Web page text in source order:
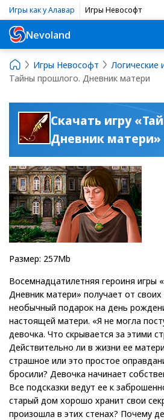
Игры как у Алавар Игры Невософт
Nevoland
Игры Невософт
Логические
Тайны прошлого. Дневник матери
Скачать игру
Дневник матери»
Размер: 257Mb
Восемнадцатилетняя героиня игры
Дневник матери» получает от
необычный подарок на день
настоящей матери. «Я не могла
девочка. Что скрывается за этими
Действительно ли в жизни ее
страшное или это простое
бросили? Девочка начинает
Все подсказки ведут ее к
старый дом хорошо хранит свои
произошла в этих стенах? Почему